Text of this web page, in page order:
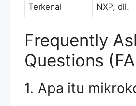
Terkenal
NXP, dll.
Frequently
Questions
1. Apa itu